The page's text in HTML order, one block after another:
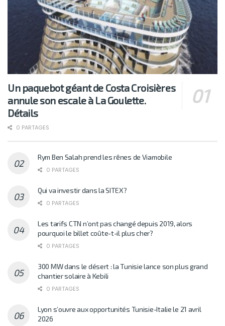
Un paquebot géant de Costa Croisières
annule son escale à La Goulette.
Détails
0 PARTAGES
Rym Ben Salah prend les rênes de Viamobile
0 PARTAGES
Qui va investir dans la SITEX?
0 PARTAGES
Les tarifs CTN n’ont pas changé depuis 2019, alors
pourquoi le billet coûte-t-il plus cher?
0 PARTAGES
300 MW dans le désert : la Tunisie lance son plus grand
chantier solaire à Kebili
0 PARTAGES
Lyon s’ouvre aux opportunités Tunisie-Italie le 21 avril
2026